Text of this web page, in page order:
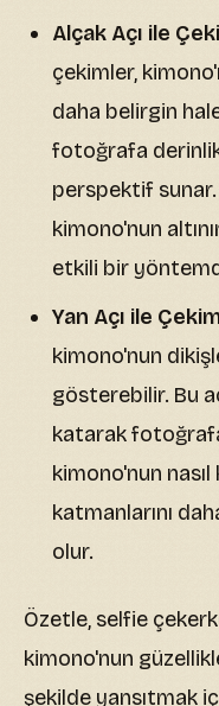
Alçak Açı ile
çekimler,
daha belirgin
fotoğrafa derinlik
perspektif sunar.
kimono'nun
etkili bir
Yan Açı ile
kimono'nun
gösterebilir. Bu
katarak fotoğrafa
kimono'nun
katmanlarını
olur.
Özetle, selfie
kimono'nun
şekilde yansıtmak